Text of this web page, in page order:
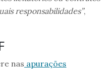
responsabilidades”,
nas apurações